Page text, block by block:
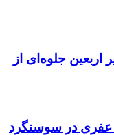
جلوه‌ای از
عفری در سوسنگرد